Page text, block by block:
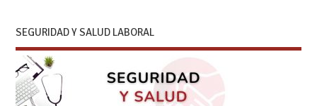
SEGURIDAD Y SALUD LABORAL